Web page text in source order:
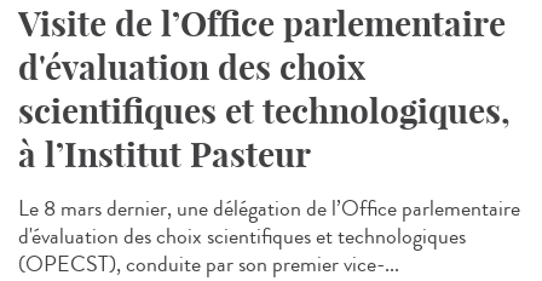
Visite de l’Office parlementaire
d'évaluation des choix
scientifiques et technologiques,
à l’Institut Pasteur
Le 8 mars dernier, une délégation de l’Office parlementaire
d'évaluation des choix scientifiques et technologiques
(OPECST), conduite par son premier vice-...